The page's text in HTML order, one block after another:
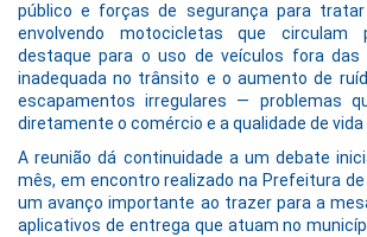
público e forças de segurança para tratar
envolvendo motocicletas que circulam
destaque para o uso de veículos fora das
inadequada no trânsito e o aumento de
escapamentos irregulares — problemas
diretamente o comércio e a qualidade de vida
A reunião dá continuidade a um debate
mês, em encontro realizado na Prefeitura
um avanço importante ao trazer para a
aplicativos de entrega que atuam no